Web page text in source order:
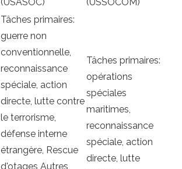
Tâches primaires:
guerre non
conventionnelle,
reconnaissance
spéciale, action
directe, lutte contre
le terrorisme,
défense interne
étrangère, Rescue
d'otages Autres
Tâches primaires:
opérations
spéciales
maritimes,
reconnaissance
spéciale, action
directe, lutte